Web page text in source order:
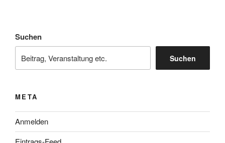
Suchen
Suchen
META
Anmelden